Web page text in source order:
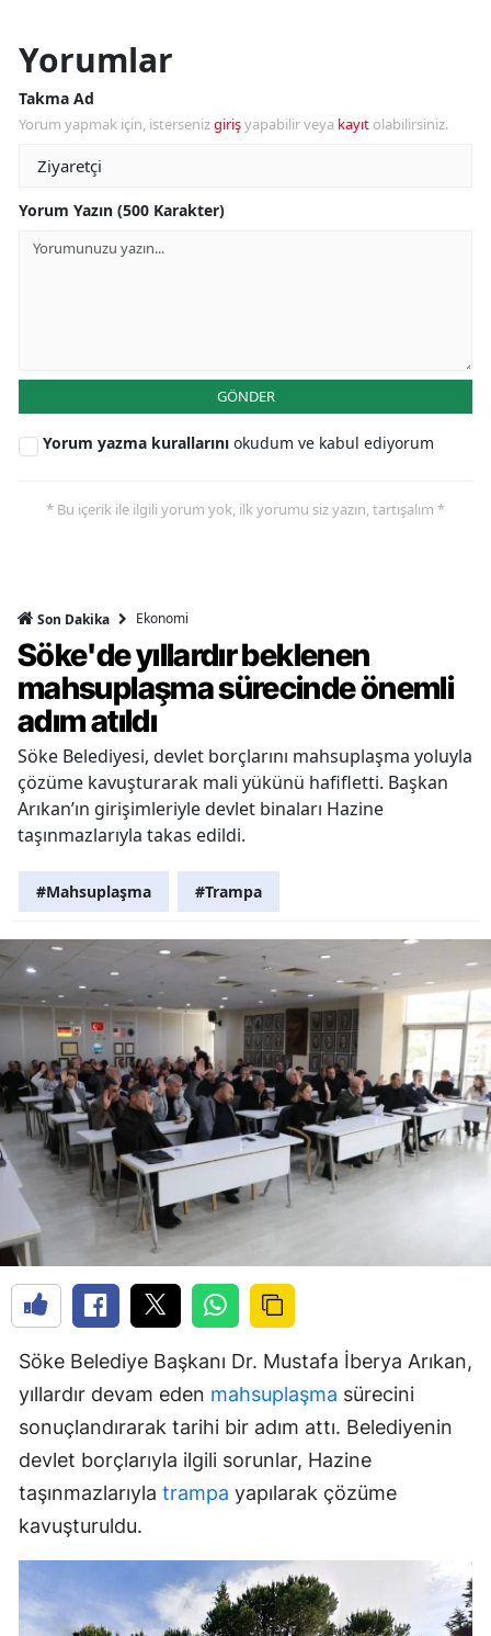
Yorumlar
Takma Ad
Yorum yapmak için, istersenizgirişyapabilir veya kayıt olabilirsiniz.
Yorum Yazın (500 Karakter)
GÖNDER
Yorum yazma kurallarını okudum ve kabul ediyorum
* Bu içerik ile ilgili yorum yok, ilk yorumu siz yazın, tartışalım *
Son Dakika Ekonomi
Söke'de yıllardır beklenen
mahsuplaşma sürecinde önemli
adım atıldı
Söke Belediyesi, devlet borçlarını mahsuplaşma yoluyla
çözüme kavuşturarak mali yükünü hafifletti. Başkan
Arıkan’ın girişimleriyle devlet binaları Hazine
taşınmazlarıyla takas edildi.
#Mahsuplaşma #Trampa
Söke Belediye Başkanı Dr. Mustafa İberya Arıkan,
yıllardır devam eden mahsuplaşma sürecini
sonuçlandırarak tarihi bir adım attı. Belediyenin
devlet borçlarıyla ilgili sorunlar, Hazine
taşınmazlarıyla trampa yapılarak çözüme
kavuşturuldu.